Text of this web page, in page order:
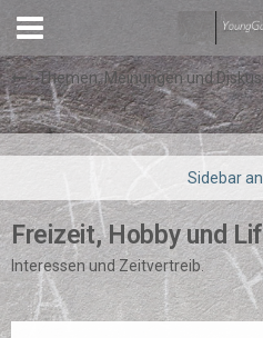
Themen, Meinungen und
Freizeit, Hobby und
Interessen und Zeitvertreib.